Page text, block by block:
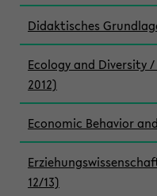
Didaktisches
Ecology and Diversity
2012)
Economic Behavior
12/13)